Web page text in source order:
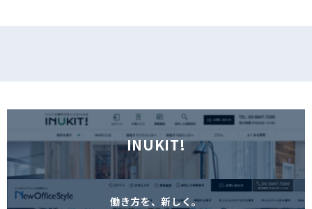
INUKIT!
働き方を、新しく。